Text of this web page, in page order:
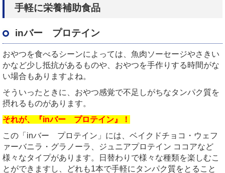
手軽に栄養補助食品
inバー プロテイン
おやつを食べるシーンによっては、魚肉ソーセージやさきい
かなど少し抵抗があるものや、おやつを手作りする時間がな
い場合もありますよね。
そういったときに、おやつ感覚で不足しがちなタンパク質を
摂れるものがあります。
それが、『inバー プロテイン』！
この「inバー プロテイン」には、ベイクドチョコ・ウェフ
ァーバニラ・グラノーラ、ジュニアプロテイン ココアなど
様々なタイプがあります。日替わりで様々な種類を楽しむこ
とができますし、どれも1本で手軽にタンパク質をとること